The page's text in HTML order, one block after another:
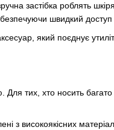
застібка роблять
швидкий
який поєднує
тих, хто носить
високоякісних